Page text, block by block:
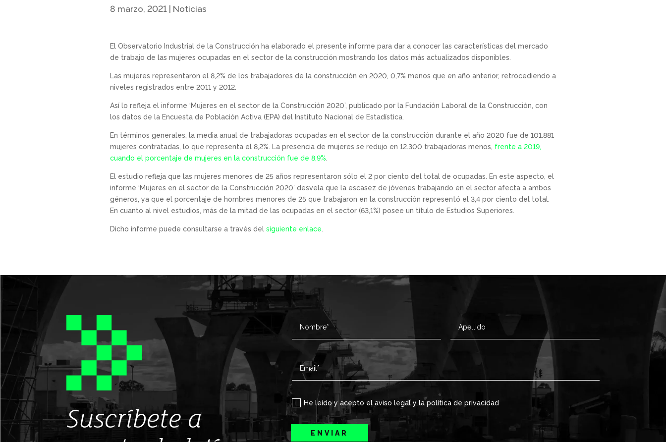
8 marzo, 2021 | Noticias
El Observatorio Industrial de la Construcción ha elaborado el presente informe para dar a conocer las características del mercado
de trabajo de las mujeres ocupadas en el sector de la construcción mostrando los datos más actualizados disponibles.
Las mujeres representaron el 8,2% de los trabajadores de la construcción en 2020, 0,7% menos que en año anterior, retrocediendo a
niveles registrados entre 2011 y 2012.
Así lo refleja el informe ‘Mujeres en el sector de la Construcción 2020’, publicado por la Fundación Laboral de la Construcción, con
los datos de la Encuesta de Población Activa (EPA) del Instituto Nacional de Estadística.
En términos generales, la media anual de trabajadoras ocupadas en el sector de la construcción durante el año 2020 fue de 101.881
mujeres contratadas, lo que representa el 8,2%. La presencia de mujeres se redujo en 12.300 trabajadoras menos, frente a 2019,
cuando el porcentaje de mujeres en la construcción fue de 8,9%.
El estudio refleja que las mujeres menores de 25 años representaron sólo el 2 por ciento del total de ocupadas. En este aspecto, el
informe ‘Mujeres en el sector de la Construcción 2020’ desvela que la escasez de jóvenes trabajando en el sector afecta a ambos
géneros, ya que el porcentaje de hombres menores de 25 que trabajaron en la construcción representó el 3,4 por ciento del total.
En cuanto al nivel estudios, más de la mitad de las ocupadas en el sector (63,1%) posee un título de Estudios Superiores.
Dicho informe puede consultarse a través del siguiente enlace.
Suscríbete a
He leído y acepto el aviso legal y la política de privacidad
ENVIAR